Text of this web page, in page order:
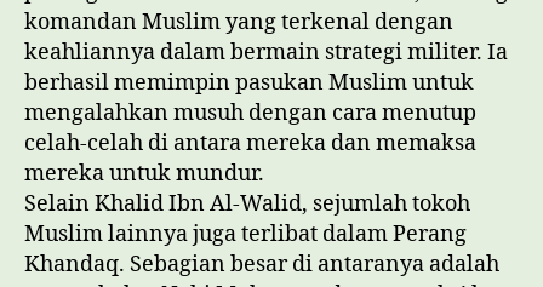
komandan Muslim yang terkenal dengan
keahliannya dalam bermain strategi militer. Ia
berhasil memimpin pasukan Muslim untuk
mengalahkan musuh dengan cara menutup
celah-celah di antara mereka dan memaksa
mereka untuk mundur.
Selain Khalid Ibn Al-Walid, sejumlah tokoh
Muslim lainnya juga terlibat dalam Perang
Khandaq. Sebagian besar di antaranya adalah